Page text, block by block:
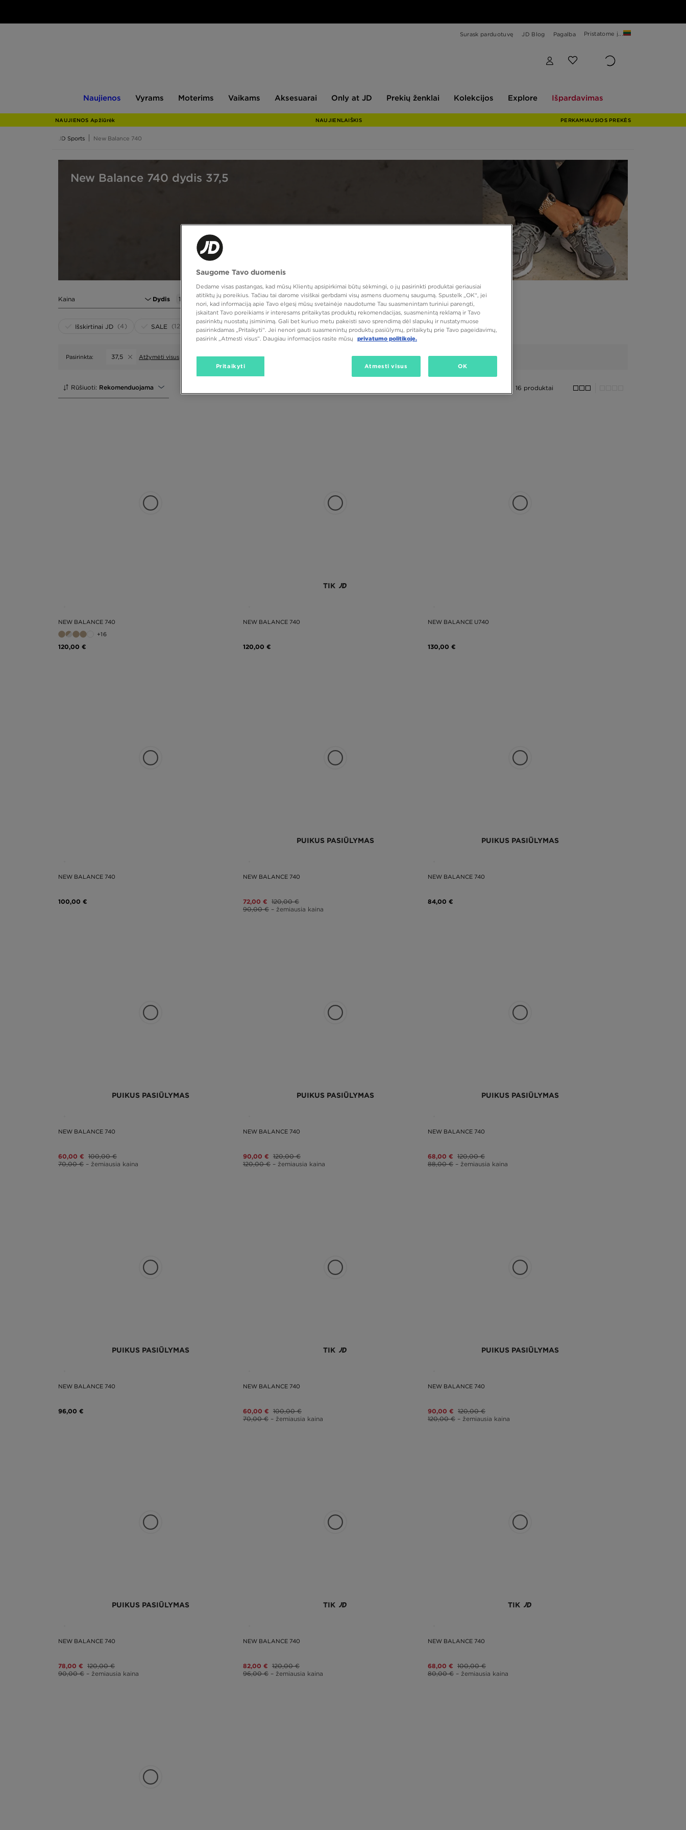
Surask parduotuvę JD Blog Pagalba Pristatome į...
Naujienos Vyrams Moterims Vaikams Aksesuarai
JD
Only at JD
ženklai
Prekių ženklai Kolekcijos Explore Išpardavimas
NAUJIENOS Apžiūrėk NAUJIENLAIŠKIS PERKAMIAUSIOS PREKĖS
JD Sports New Balance 740
New Balance 740 dydis 37,5
Kaina Dydis 1 Spalva
Išskirtinai JD (4) SALE (12)
Pasirinkta: 37,5 Atžymėti visus
Rūšiuoti: Rekomenduojama 16 produktai
NEW BALANCE 740
+16
120,00 €
TIK
NEW BALANCE 740
120,00 €
NEW BALANCE U740
130,00 €
NEW BALANCE 740
100,00 €
PUIKUS PASIŪLYMAS
NEW BALANCE 740
72,00 € 120,00 €
90,00 € – žemiausia kaina
PUIKUS PASIŪLYMAS
NEW BALANCE 740
84,00 €
PUIKUS PASIŪLYMAS
NEW BALANCE 740
60,00 € 100,00 €
70,00 € – žemiausia kaina
PUIKUS PASIŪLYMAS
NEW BALANCE 740
90,00 € 120,00 €
120,00 € – žemiausia kaina
PUIKUS PASIŪLYMAS
NEW BALANCE 740
68,00 € 120,00 €
88,00 € – žemiausia kaina
PUIKUS PASIŪLYMAS
NEW BALANCE 740
96,00 €
TIK
NEW BALANCE 740
60,00 € 100,00 €
70,00 € – žemiausia kaina
PUIKUS PASIŪLYMAS
NEW BALANCE 740
90,00 € 120,00 €
120,00 € – žemiausia kaina
PUIKUS PASIŪLYMAS
NEW BALANCE 740
78,00 € 120,00 €
90,00 € – žemiausia kaina
TIK
NEW BALANCE 740
82,00 € 120,00 €
96,00 € – žemiausia kaina
TIK
NEW BALANCE 740
68,00 € 100,00 €
80,00 € – žemiausia kaina
Saugome Tavo duomenis
Dedame visas pastangas, kad mūsų Klientų apsipirkimai būtų sėkmingi, o jų pasirinkti produktai geriausiai
atitiktų jų poreikius. Tačiau tai darome visiškai gerbdami visų asmens duomenų saugumą. Spustelk „OK“, jei
nori, kad informaciją apie Tavo elgesį mūsų svetainėje naudotume Tau suasmenintam turiniui parengti,
įskaitant Tavo poreikiams ir interesams pritaikytas produktų rekomendacijas, suasmenintą reklamą ir Tavo
pasirinktų nuostatų įsiminimą. Gali bet kuriuo metu pakeisti savo sprendimą dėl slapukų ir nustatymuose
pasirinkdamas „Pritaikyti“. Jei nenori gauti suasmenintų produktų pasiūlymų, pritaikytų prie Tavo pageidavimų,
pasirink „Atmesti visus”. Daugiau informacijos rasite mūsų
privatumo politikoje.
Pritaikyti Atmesti visus OK